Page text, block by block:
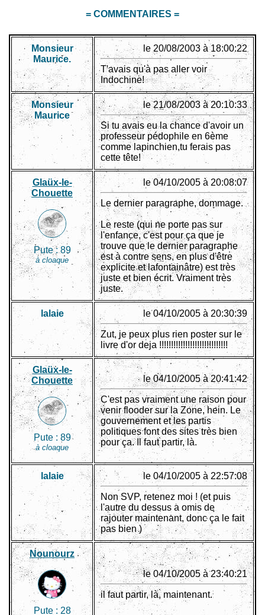
= COMMENTAIRES =
Monsieur
Maurice.
le 20/08/2003 à 18:00:22
T'avais qu'à pas aller voir
Indochine!
Monsieur
Maurice
le 21/08/2003 à 20:10:33
Si tu avais eu la chance d'avoir un
professeur pédophile en 6ème
comme lapinchien,tu ferais pas
cette tête!
Glaüx-le-
Chouette
Pute :89
à cloaque
le 04/10/2005 à 20:08:07
Le dernier paragraphe, dommage.
Le reste (qui ne porte pas sur
l'enfance, c'est pour ça que je
trouve que le dernier paragraphe
est à contre sens, en plus d'être
explicite et lafontainâtre) est très
juste et bien écrit. Vraiment très
juste.
lalaie le 04/10/2005 à 20:30:39
Zut, je peux plus rien poster sur le
livre d'or deja !!!!!!!!!!!!!!!!!!!!!!!!!!!!!
Glaüx-le-
Chouette
Pute : 89
à cloaque
le 04/10/2005 à 20:41:42
C'est pas vraiment une raison pour
venir flooder sur la Zone, hein. Le
gouvernement et les partis
politiques font des sites très bien
pour ça. Il faut partir, là.
lalaie le 04/10/2005 à 22:57:08
Non SVP, retenez moi ! (et puis
l'autre du dessus a omis de
rajouter maintenant, donc ça le fait
pas bien )
Nounourz
Pute : 28
le 04/10/2005 à 23:40:21
il faut partir, là, maintenant.